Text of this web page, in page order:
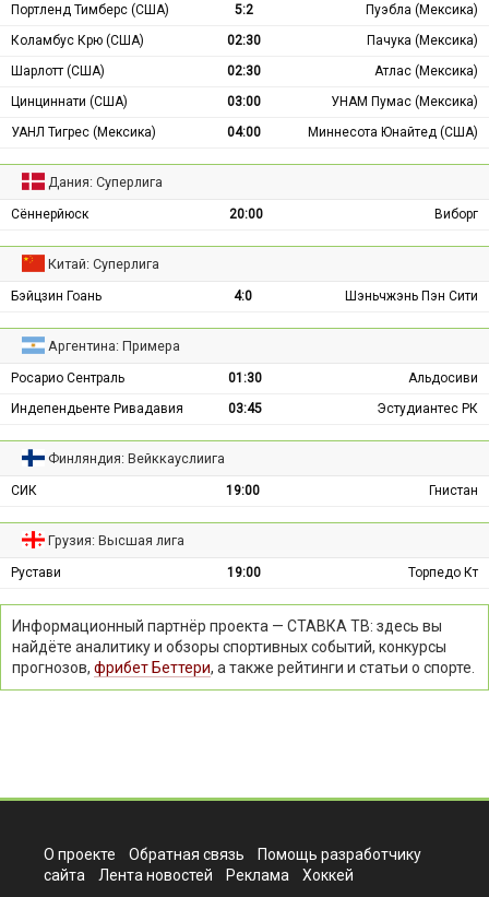
Портленд Тимберс (США) 5:2
Пуэбла (Мексика)
Коламбус Крю (США)
02:30
Пачука (Мексика)
Шарлотт (США)
02:30
Атлас (Мексика)
Цинциннати (США)
03:00
УНАМ Пумас (Мексика)
УАНЛ Тигрес (Мексика)
04:00 Миннесота Юнайтед (США)
Дания: Суперлига
Сённерйюск 20:00 Виборг
Китай: Суперлига
Бэйцзин Гоань 4:0 Шэньчжэнь Пэн Сити
Аргентина: Примера
Росарио Сентраль 01:30
Альдосиви
Индепендьенте Ривадавия
03:45 Эстудиантес РК
Финляндия: Вейккауслиига
СИК 19:00 Гнистан
Грузия: Высшая лига
Рустави 19:00 Торпедо Кт
Информационный партнёр проекта — СТАВКА ТВ: здесь вы
найдёте аналитику и обзоры спортивных событий, конкурсы
прогнозов, фрибет Беттери, а также рейтинги и статьи о спорте.
О проекте Обратная связь
Помощь разработчику
сайта
Лента новостей Реклама Хоккей